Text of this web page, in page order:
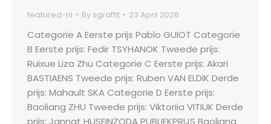
featured-nl By sgraffit 23 April 2026
Categorie A Eerste prijs Pablo GUIOT Categorie
B Eerste prijs: Fedir TSYHANOK Tweede prijs:
Ruixue Liza Zhu Categorie C Eerste prijs: Akari
BASTIAENS Tweede prijs: Ruben VAN ELDIK Derde
prijs: Mahault SKA Categorie D Eerste prijs:
Baoliang ZHU Tweede prijs: Viktoriia VITIUK Derde
prijs: Jannat HUSEINZODA PUBLIEKPRIJS Baoliang